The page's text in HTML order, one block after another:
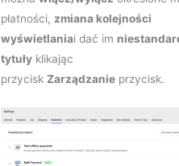
płatności, zmiana kolejności
wyświetlaniai dać im
tytuły klikając
przycisk Zarządzanie przycisk.